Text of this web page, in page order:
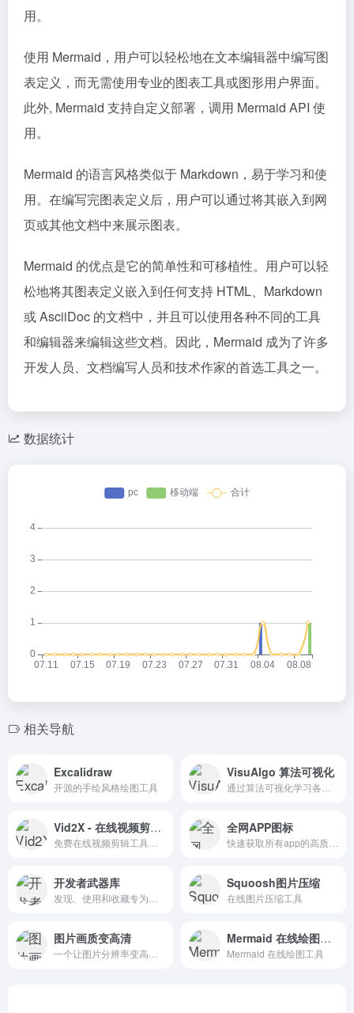
用。
使用 Mermaid，用户可以轻松地在文本编辑器中编写图
表定义，而无需使用专业的图表工具或图形用户界面。
此外, Mermaid 支持自定义部署，调用 Mermaid API 使
用。
Mermaid 的语言风格类似于 Markdown，易于学习和使
用。在编写完图表定义后，用户可以通过将其嵌入到网
页或其他文档中来展示图表。
Mermaid 的优点是它的简单性和可移植性。用户可以轻
松地将其图表定义嵌入到任何支持 HTML、Markdown
或 AsciiDoc 的文档中，并且可以使用各种不同的工具
和编辑器来编辑这些文档。因此，Mermaid 成为了许多
开发人员、文档编写人员和技术作家的首选工具之一。
数据统计
相关导航
Excalidraw‌
开源的手绘风格绘图工具
VisuAlgo 算法可视化
Vid2X - 在线视频剪辑工具 全网APP图标
开发者武器库 Squoosh图片压缩
在线图片压缩工具
图片画质变高清 Mermaid 在线绘图工具
Mermaid 在线绘图工具